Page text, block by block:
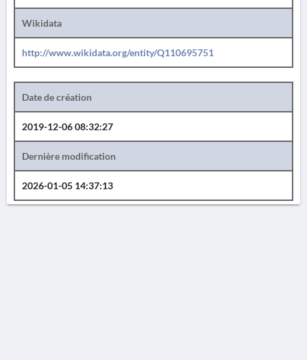
Wikidata
http://www.wikidata.org/entity/Q110695751
Date de création
2019-12-06 08:32:27
Dernière modification
2026-01-05 14:37:13